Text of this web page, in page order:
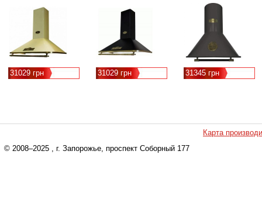
31029 грн 31029 грн 31345 грн
Карта
© 2008–2025 , г. Запорожье, проспект Соборный 177